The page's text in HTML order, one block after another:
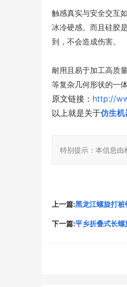
触感真实与安全交互
冰冷硬感。而且硅胶
到，不会造成伤害。
耐用且易于加工高质
等复杂几何形状的一
原文链接： http://
以上就是关于仿生
特别提示：本信息由
上一篇:黑龙江螺旋打
下一篇:平乡折叠式长